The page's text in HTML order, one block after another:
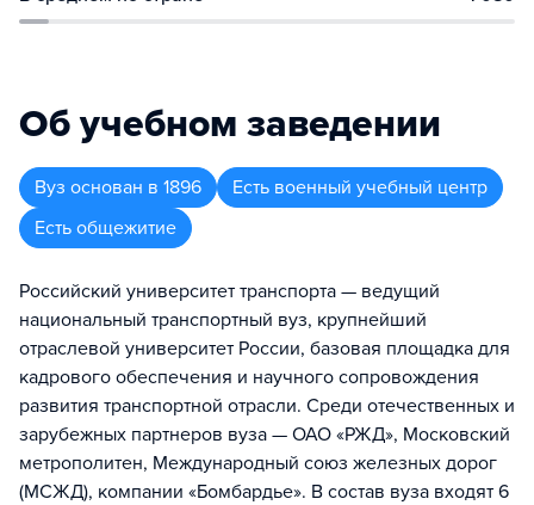
Об учебном заведении
Вуз основан в 1896
Есть военный учебный центр
Есть общежитие
Российский университет транспорта — ведущий
национальный транспортный вуз, крупнейший
отраслевой университет России, базовая площадка для
кадрового обеспечения и научного сопровождения
развития транспортной отрасли. Среди отечественных и
зарубежных партнеров вуза — ОАО «РЖД», Московский
метрополитен, Международный союз железных дорог
(МСЖД), компании «Бомбардье». В состав вуза входят 6